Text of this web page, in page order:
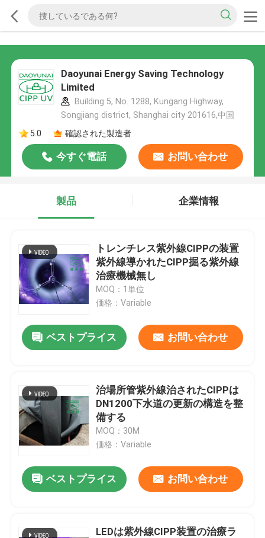
Daoyunai Energy Saving Technology
Limited
Building 5, No. 1288, Kungang Highway,
Songjiang district, Shanghai city 201616,中国
5.0
確認された製造者
今すぐ電話 お問い合わせ
製品 企業情報
トレンチレス紫外線CIPPの装置
紫外線導かれたCIPP掘る紫外線
治療機械無し
MOQ：1単位
価格：Variable
ベストプライス お問い合わせ
治場所管紫外線治されたCIPPは
DN1200下水道の更新の構造を整
備する
MOQ：30M
価格：Variable
ベストプライス お問い合わせ
LEDは紫外線CIPP装置の治療ラ